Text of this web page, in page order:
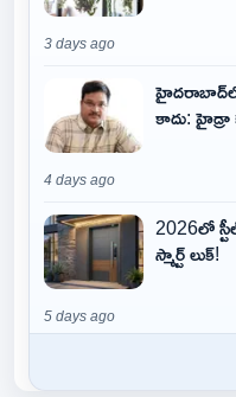
3 days ago
హైదరాబాద్‌లో
కాదు:
4 days ago
2026లో
స్మార్ట్ లుక్!
5 days ago